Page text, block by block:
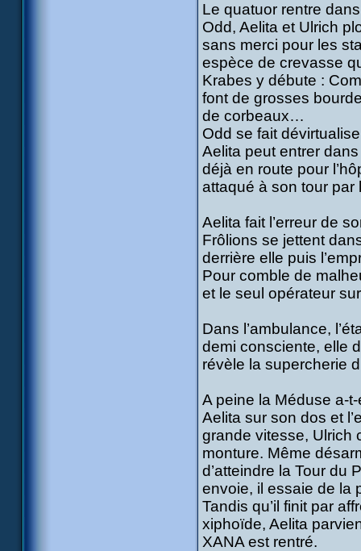
Le quatuor rentre
Odd, Aelita et Ulrich
sans merci pour les
espèce de crevasse
Krabes y débute :
font de grosses
de corbeaux…
Odd se fait
Aelita peut entrer
déjà en route pour
attaqué à son tour par
Aelita fait l’erreur de
Frôlions se jettent
derrière elle puis
Pour comble de
et le seul opérateur
Dans l’ambulance,
demi consciente, elle
révèle la supercherie
A peine la Méduse a-
Aelita sur son dos et
grande vitesse, Ulrich
monture. Même
d’atteindre la Tour du
envoie, il essaie de la
Tandis qu’il finit par
xiphoïde, Aelita
XANA est rentré.